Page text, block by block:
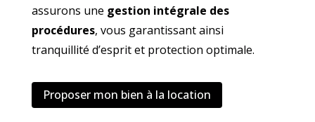
assurons une gestion intégrale des
procédures, vous garantissant ainsi
tranquillité d’esprit et protection optimale.
Proposer mon bien à la location